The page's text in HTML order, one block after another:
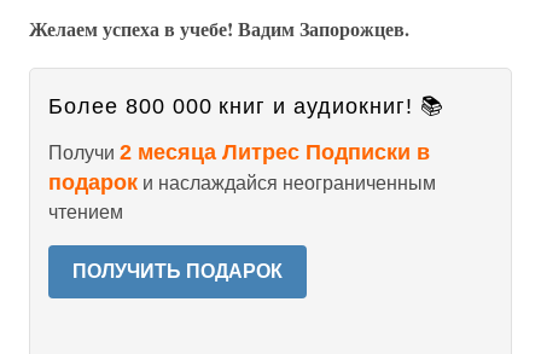
Желаем успеха в учебе! Вадим Запорожцев.
Более 800 000 книг и аудиокниг! 📚
Получи 2 месяца Литрес Подписки в
подарок и наслаждайся неограниченным
чтением
ПОЛУЧИТЬ ПОДАРОК